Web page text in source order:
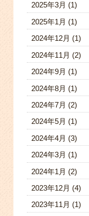
2025年3月 (1)
2025年1月 (1)
2024年12月 (1)
2024年11月 (2)
2024年9月 (1)
2024年8月 (1)
2024年7月 (2)
2024年5月 (1)
2024年4月 (3)
2024年3月 (1)
2024年1月 (2)
2023年12月 (4)
2023年11月 (1)